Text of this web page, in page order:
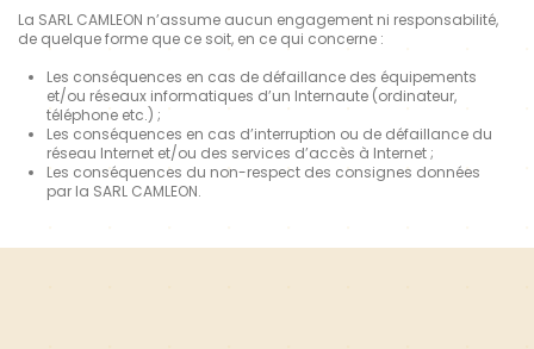
La SARL CAMLEON n’assume aucun engagement ni responsabilité,
de quelque forme que ce soit, en ce qui concerne :
Les conséquences en cas de défaillance des équipements
et/ou réseaux informatiques d’un Internaute (ordinateur,
téléphone etc.) ;
Les conséquences en cas d’interruption ou de défaillance du
réseau Internet et/ou des services d’accès à Internet ;
Les conséquences du non-respect des consignes données
par la SARL CAMLEON.